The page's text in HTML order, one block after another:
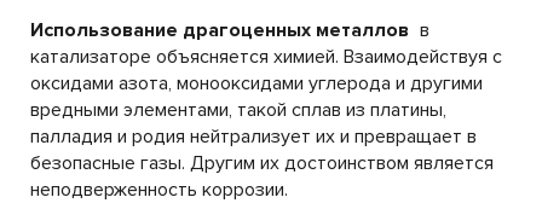
Использование драгоценных металлов в
катализаторе объясняется химией. Взаимодействуя с
оксидами азота, монооксидами углерода и другими
вредными элементами, такой сплав из платины,
палладия и родия нейтрализует их и превращает в
безопасные газы. Другим их достоинством является
неподверженность коррозии.